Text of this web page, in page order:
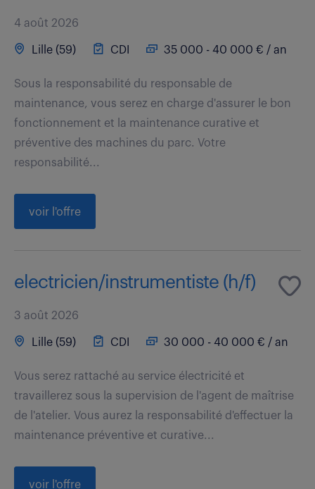
4 août 2026
Lille (59) CDI 35 000 - 40 000 € / an
Sous la responsabilité du responsable de
maintenance, vous serez en charge d'assurer le bon
fonctionnement et la maintenance curative et
préventive des machines du parc. Votre
responsabilité...
voir l'offre
electricien/instrumentiste (h/f)
3 août 2026
Lille (59) CDI 30 000 - 40 000 € / an
Vous serez rattaché au service électricité et
travaillerez sous la supervision de l'agent de maîtrise
de l'atelier. Vous aurez la responsabilité d'effectuer la
maintenance préventive et curative...
voir l'offre